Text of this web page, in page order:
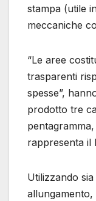
stampa (utile
meccaniche
“Le aree
trasparenti
spesse”,
prodotto tre
pentagramma,
rappresenta il
Utilizzando